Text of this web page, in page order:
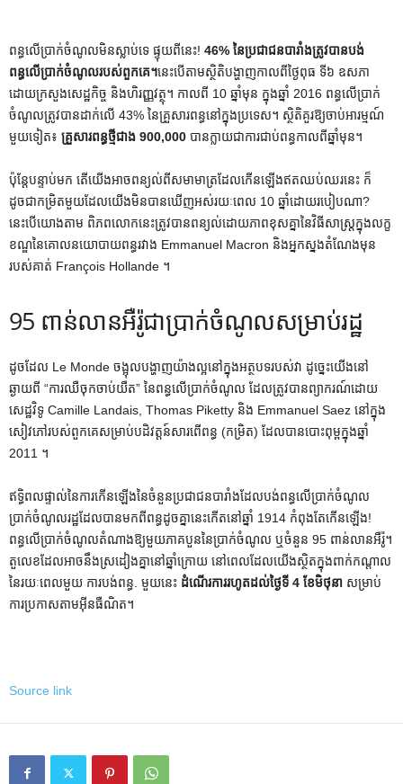
ពន្ធលើប្រាក់ចំណូលមិនស្លាប់ទេ ផ្ទុយពីនេះ! 46% នៃប្រជាជនបារាំងត្រូវបានបង់
ពន្ធលើប្រាក់ចំណូលរបស់ពួកគេ។នេះ​បើ​តាម​ស្ថិតិ​បង្ហាញ​កាលពី​ថ្ងៃ​ពុធ ទី​៦ ឧសភា
ដោយ​ក្រសួង​សេដ្ឋកិច្ច និង​ហិរញ្ញវត្ថុ។ កាលពី 10 ឆ្នាំមុន ក្នុងឆ្នាំ 2016 ពន្ធលើប្រាក់
ចំណូលត្រូវបានដាក់លើ 43% នៃគ្រួសារពន្ធនៅក្នុងប្រទេស។ ស្ថិតិគួរឱ្យចាប់អារម្មណ៍
មួយទៀត៖ គ្រួសារពន្ធថ្មីជាង 900,000 បានក្លាយជាការជាប់ពន្ធកាលពីឆ្នាំមុន។
ប៉ុន្តែ​បន្ទាប់មក តើ​យើង​អាច​ពន្យល់​ពី​សមាមាត្រ​ដែល​កើនឡើង​ឥតឈប់ឈរ​នេះ ក៏
ដូចជា​កម្រិត​មួយ​ដែល​យើង​មិន​បានឃើញ​អស់​រយៈពេល 10 ឆ្នាំ​ដោយ​របៀបណា?
នេះបើយោងតាម ពិភពលោកនេះត្រូវបានពន្យល់ដោយភាពខុសគ្នានៃវិធីសាស្រ្តក្នុងលក្ខ
ខណ្ឌនៃគោលនយោបាយពន្ធរវាង Emmanuel Macron និងអ្នកស្នងតំណែងមុន
របស់គាត់ François Hollande ។
95 ពាន់លានអឺរ៉ូជាប្រាក់ចំណូលសម្រាប់រដ្ឋ
ដូចដែល Le Monde ចង្អុលបង្ហាញយ៉ាងល្អនៅក្នុងអត្ថបទរបស់វា ដូច្នេះយើងនៅ
ឆ្ងាយពី “ការឈឺចុកចាប់យឺត” នៃពន្ធលើប្រាក់ចំណូល ដែលត្រូវបានព្យាករណ៍ដោយ
សេដ្ឋវិទូ Camille Landais, Thomas Piketty និង Emmanuel Saez នៅក្នុង
សៀវភៅរបស់ពួកគេសម្រាប់បដិវត្តន៍សារពើពន្ធ (កម្រិត) ដែលបានបោះពុម្ពក្នុងឆ្នាំ
2011 ។
ឥទ្ធិពលផ្ទាល់នៃការកើនឡើងនៃចំនួនប្រជាជនបារាំងដែលបង់ពន្ធលើប្រាក់ចំណូល
ប្រាក់ចំណូលរដ្ឋដែលបានមកពីពន្ធដូចគ្នានេះកើតនៅឆ្នាំ 1914 កំពុងតែកើនឡើង!
ពន្ធលើប្រាក់ចំណូលតំណាងឱ្យមួយភាគបួននៃប្រាក់ចំណូល ឬចំនួន 95 ពាន់លានអឺរ៉ូ។
តួលេខ​ដែល​អាច​នឹង​ស្រដៀង​គ្នា​នៅ​ឆ្នាំ​ក្រោយ នៅ​ពេល​ដែល​យើង​ស្ថិត​ក្នុង​ពាក់កណ្តាល​
នៃ​រយៈពេល​មួយ​ ការបង់ពន្ធ . មួយនេះ ដំណើរការរហូតដល់ថ្ងៃទី 4 ខែមិថុនា សម្រាប់
ការប្រកាសតាមអ៊ីនធឺណិត។
Source link